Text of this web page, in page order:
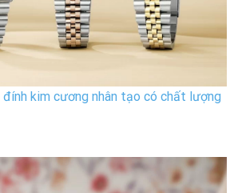
đính kim cương nhân tạo có chất lượng